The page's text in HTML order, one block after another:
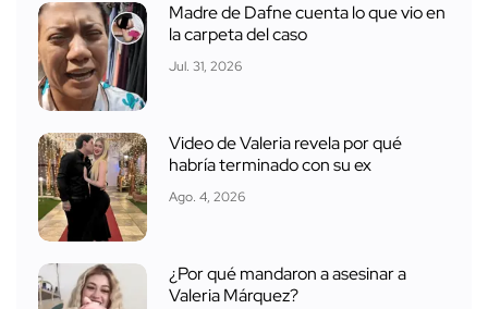
Madre de Dafne cuenta lo que vio en
la carpeta del caso
Jul. 31, 2026
Video de Valeria revela por qué
habría terminado con su ex
Ago. 4, 2026
¿Por qué mandaron a asesinar a
Valeria Márquez?